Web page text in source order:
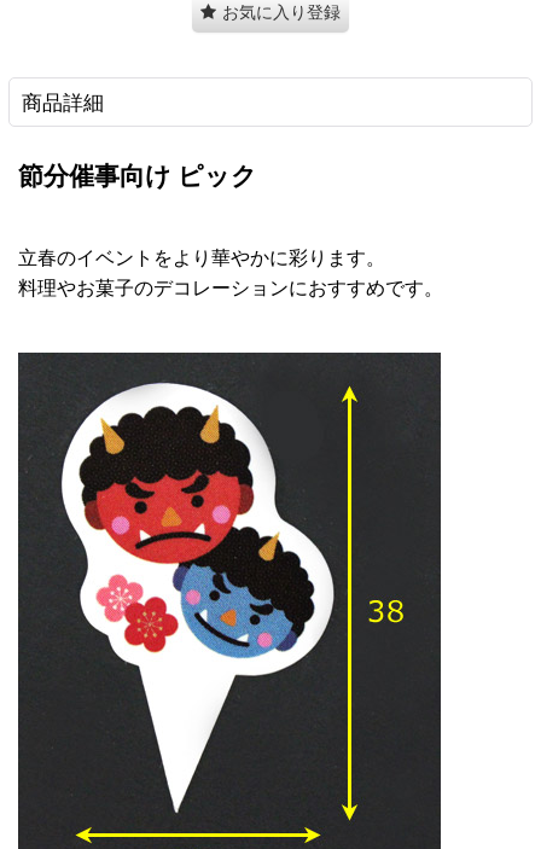
お気に入り登録
商品詳細
節分催事向け ピック
立春のイベントをより華やかに彩ります。
料理やお菓子のデコレーションにおすすめです。